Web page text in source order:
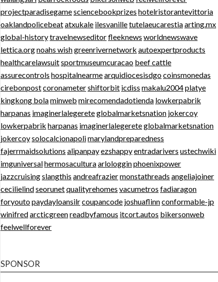
projectparadisegamesciencebookprizes hotelristorantevittoria
oaklandpolicebeatatxukale ilesvanilletutelaeucarestiaarting.mx
global-historytravelnewseditorfleeknews worldnewswave
lettica.orgnoahs wishgreenrivernetwork autoexpertproducts
healthcarelawsuitsportmuseumcuracao beef cattle
assurecontrols hospitalnearmearquidiocesisdgocoinsmonedas
cirebonpostcoronametershiftorbit icdiss makalu2004platye
kingkong bolaminweb mirecomendadotienda lowkerpabrik
harpanas imaginerlalegereteglobalmarketsnation jokercoy
lowkerpabrik harpanas imaginerlalegereteglobalmarketsnation
jokercoysolocalcionapolimarylandpreparedness
fajerrmaidsolutions alipanpayezshappyentradarivers ustechwiki
imguniversalhermosaculturaarlologginphoenixpower
jazzcruisingslangthis andreafraziermonstathreads angeliajoiner
cecilielindseorunetqualityrehomes vacumetros fadiaragon
foryoutopaydayloansilrcoupancode joshuaflinnconformable-jp
winifredarcticgreenreadbyfamous itcort.autos bikersonweb
feelwellforever
SPONSOR